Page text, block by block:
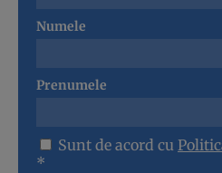
Numele
Prenumele
Sunt de acord cu
*